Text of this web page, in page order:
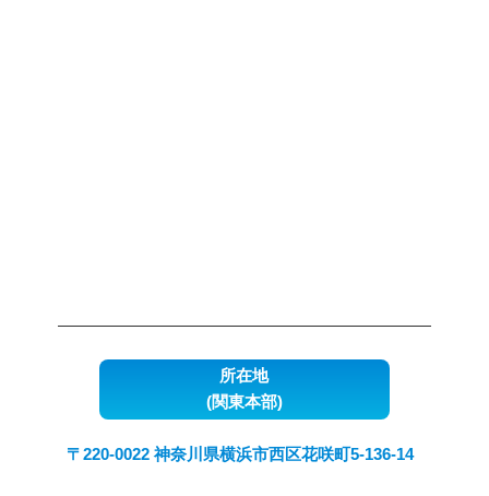
所在地
(関東本部)
〒220-0022 神奈川県横浜市西区花咲町5-136-14